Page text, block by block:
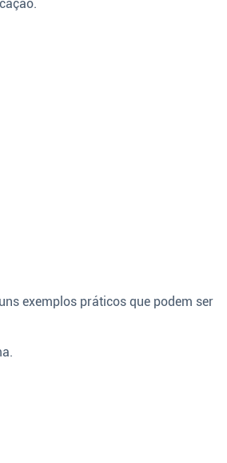
exemplos práticos que podem ser